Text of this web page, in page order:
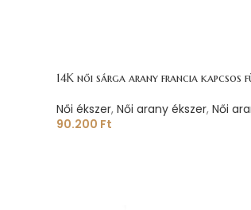
14K női sárga arany francia kapcsos
Női ékszer, Női arany ékszer, Női
90.200 Ft